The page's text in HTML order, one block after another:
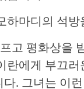
하마디의 석
고 평화상을
란에게 부끄
. 그녀는 이